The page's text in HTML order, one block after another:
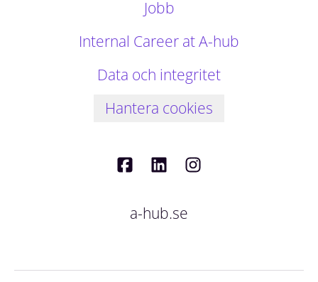
Jobb
Internal Career at A-hub
Data och integritet
Hantera cookies
a-hub.se